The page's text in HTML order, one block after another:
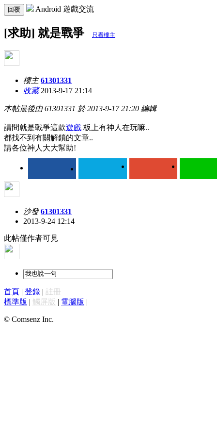
回覆 Android 遊戲交流
[求助] 就是戰爭 只看樓主
樓主 61301331
收藏2013-9-17 21:14
本帖最後由 61301331 於 2013-9-17 21:20 編輯
請問就是戰爭這款遊戲 板上有神人在玩嘛..
都找不到有關解鎖的文章..
請各位神人大大幫助!
沙發 61301331
2013-9-24 12:14
此帖僅作者可見
首頁 | 登錄 | 註冊
標準版 | 觸屏版 | 電腦版 |
© Comsenz Inc.